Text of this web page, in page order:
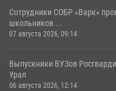
Сотрудники СОБР «Варк»
школьников ...
07 августа 2026, 09:14
Выпускники ВУЗов
Урал
06 августа 2026, 12:14